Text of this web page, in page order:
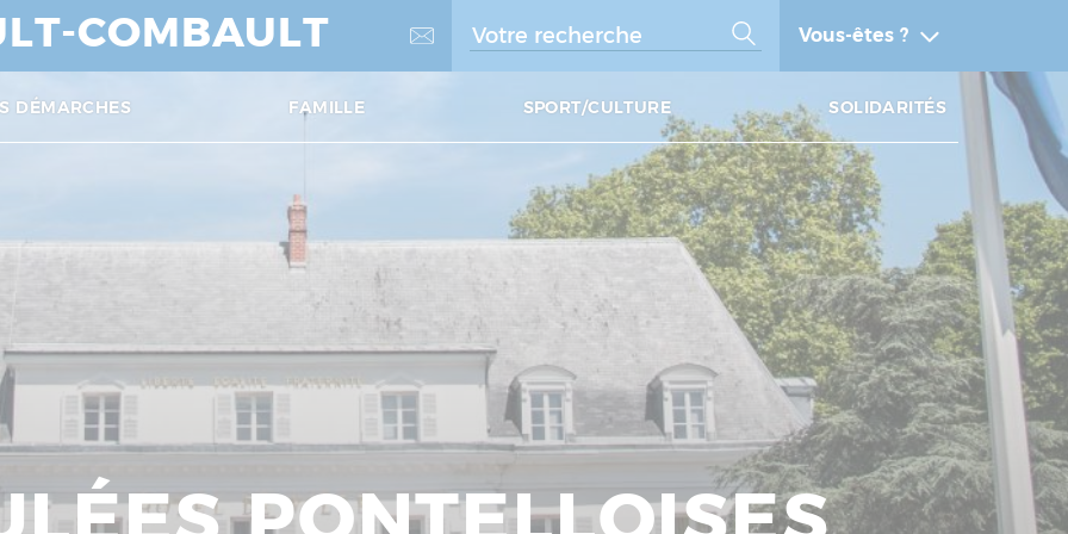
COMBAULT Vous-êtes ?
DÉMARCHES FAMILLE SPORT/CULTURE SOLIDARITÉS